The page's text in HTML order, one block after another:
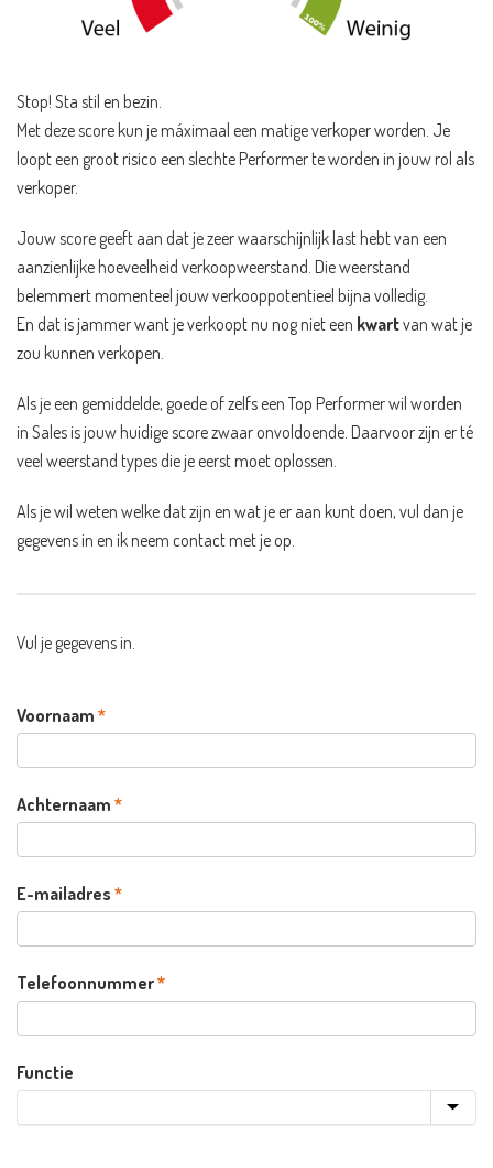
Stop! Sta stil en bezin.
Met deze score kun je máximaal een matige verkoper worden. Je
loopt een groot risico een slechte Performer te worden in jouw rol als
verkoper.
Jouw score geeft aan dat je zeer waarschijnlijk last hebt van een
aanzienlijke hoeveelheid verkoopweerstand. Die weerstand
belemmert momenteel jouw verkooppotentieel bijna volledig.
En dat is jammer want je verkoopt nu nog niet een kwartvan wat je
zou kunnen verkopen.
Als je een gemiddelde, goede of zelfs een Top Performer wil worden
in Sales is jouw huidige score zwaar onvoldoende. Daarvoor zijn er té
veel weerstand types die je eerst moet oplossen.
Als je wil weten welke dat zijn en wat je er aan kunt doen, vul dan je
gegevens in en ik neem contact met je op.
Vul je gegevens in.
Voornaam *
Achternaam *
E-mailadres *
Telefoonnummer*
Functie